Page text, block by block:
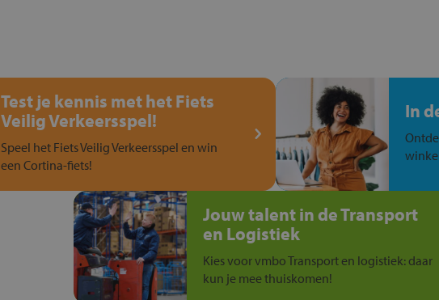
Test je kennis met het Fiets
Veilig Verkeersspel!
Speel het Fiets Veilig Verkeersspel en win
een Cortina-fiets!
In
Jouw talent in de Transport
en Logistiek
Kies voor vmbo Transport en logistiek: daar
kun je mee thuiskomen!